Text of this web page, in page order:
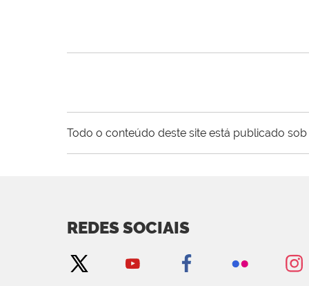
Todo o conteúdo deste site está publicado sob
REDES SOCIAIS